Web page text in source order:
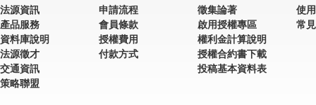
法源資訊
產品服務
資料庫說明
法源徵才
交通資訊
策略聯盟
申請流程
會員條款
授權費用
付款方式
徵集論著
啟用授權專區
權利金計算說明
授權合約書下載
投稿基本資料表
使
常